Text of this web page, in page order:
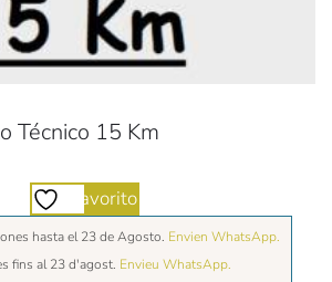
Técnico 15 Km
Favorito
hasta el 23 de Agosto. Envien WhatsApp.
fins al 23 d'agost. Envieu WhatsApp.